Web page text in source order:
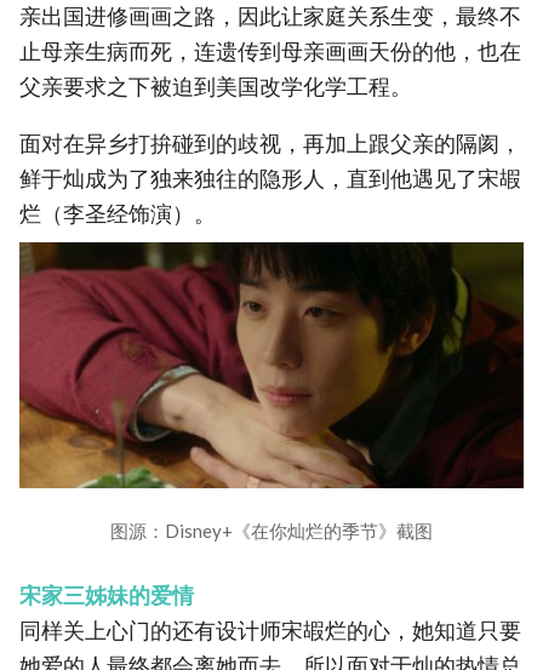
亲出国进修画画之路，因此让家庭关系生变，最终不
止母亲生病而死，连遗传到母亲画画天份的他，也在
父亲要求之下被迫到美国改学化学工程。
面对在异乡打拚碰到的歧视，再加上跟父亲的隔阂，
鲜于灿成为了独来独往的隐形人，直到他遇见了宋嘏
烂（李圣经饰演）。
图源：Disney+《在你灿烂的季节》截图
宋家三姊妹的爱情
同样关上心门的还有设计师宋嘏烂的心，她知道只要